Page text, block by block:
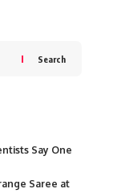
Search
Say One
Saree at